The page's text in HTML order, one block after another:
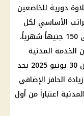
دورية للخاضعين
بنسبة 10% من الراتب الأساسي لكل
شخص اعتباراً من 30 يونيو 2025 بحد أدنى 150 جنيهاً شهرياً،
الخدمة المدنية
بنسبة 15% من الراتب الأساسي اعتباراً من 30 يونيو 2025 بحد
زيادة الحافز الإضافي
اعتباراً من أول